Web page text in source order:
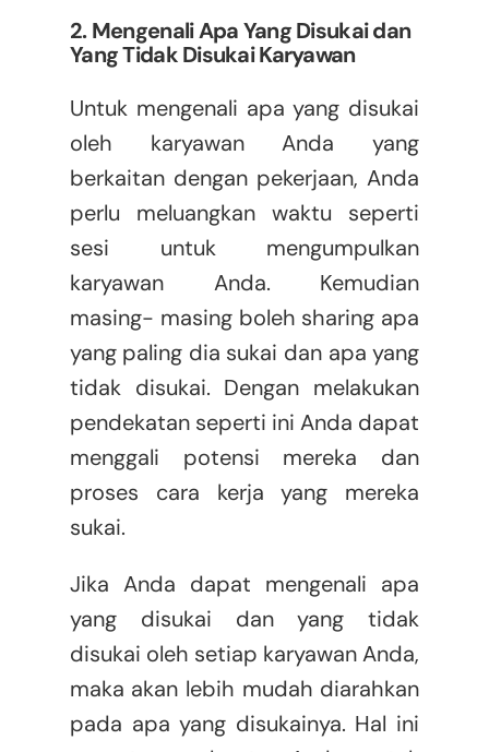
2. Mengenali Apa Yang Disukai dan
Yang Tidak Disukai Karyawan
Untuk mengenali apa yang disukai
oleh karyawan Anda yang
berkaitan dengan pekerjaan, Anda
perlu meluangkan waktu seperti
sesi untuk mengumpulkan
karyawan Anda. Kemudian
masing- masing boleh sharing apa
yang paling dia sukai dan apa yang
tidak disukai. Dengan melakukan
pendekatan seperti ini Anda dapat
menggali potensi mereka dan
proses cara kerja yang mereka
sukai.
Jika Anda dapat mengenali apa
yang disukai dan yang tidak
disukai oleh setiap karyawan Anda,
maka akan lebih mudah diarahkan
pada apa yang disukainya. Hal ini